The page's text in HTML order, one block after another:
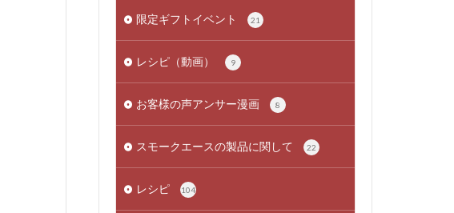
限定ギフトイベント 21
レシピ（動画） 9
お客様の声アンサー漫画 8
スモークエースの製品に関して 22
レシピ 104